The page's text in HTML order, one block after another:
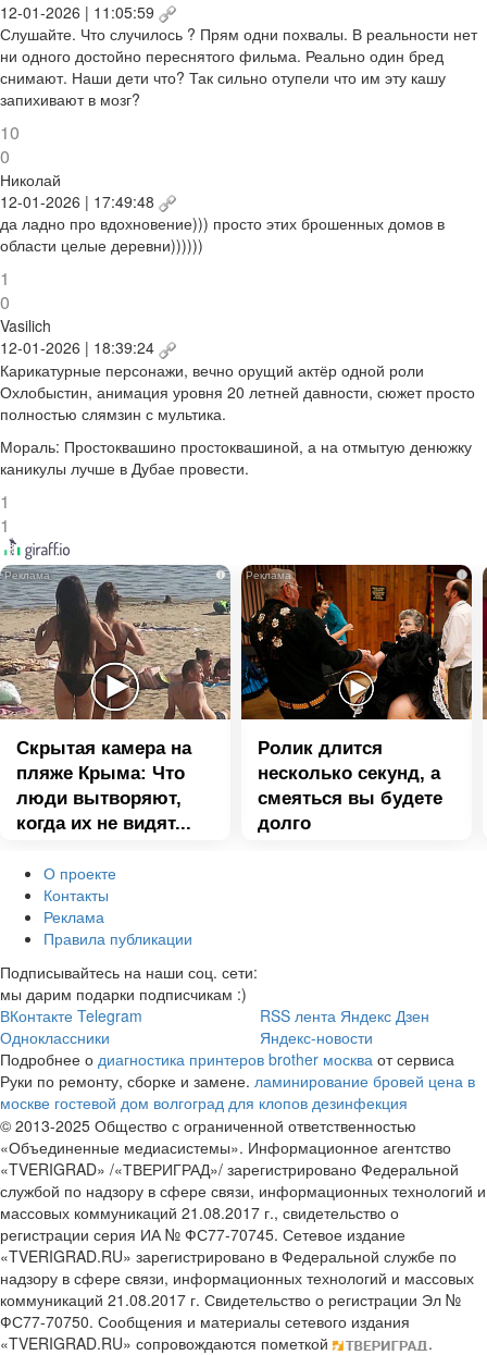
12-01-2026 | 11:05:59
Слушайте. Что случилось ? Прям одни похвалы. В реальности нет
ни одного достойно переснятого фильма. Реально один бред
снимают. Наши дети что? Так сильно отупели что им эту кашу
запихивают в мозг?
10
0
Николай
12-01-2026 | 17:49:48
да ладно про вдохновение))) просто этих брошенных домов в
области целые деревни))))))
1
0
Vasilich
12-01-2026 | 18:39:24
Карикатурные персонажи, вечно орущий актёр одной роли
Охлобыстин, анимация уровня 20 летней давности, сюжет просто
полностью слямзин с мультика.
Мораль: Простоквашино простоквашиной, а на отмытую денюжку
каникулы лучше в Дубае провести.
1
1
i
Скрытая камера на
пляже Крыма: Что
люди вытворяют,
когда их не видят...
i
Ролик длится
несколько секунд, а
смеяться вы будете
долго
О проекте
Контакты
Реклама
Правила публикации
Подписывайтесь на наши соц. сети:
мы дарим подарки подписчикам :)
ВКонтакте Telegram
Одноклассники
RSS лента Яндекс Дзен
Яндекс-новости
Подробнее о диагностика принтеров brother москва от сервиса
Руки по ремонту, сборке и замене. ламинирование бровей цена в
москве гостевой дом волгоград для клопов дезинфекция
© 2013-2025 Общество с ограниченной ответственностью
«Объединенные медиасистемы». Информационное агентство
«TVERIGRAD» /«ТВЕРИГРАД»/ зарегистрировано Федеральной
службой по надзору в сфере связи, информационных технологий и
массовых коммуникаций 21.08.2017 г., свидетельство о
регистрации серия ИА № ФС77-70745. Сетевое издание
«TVERIGRAD.RU» зарегистрировано в Федеральной службе по
надзору в сфере связи, информационных технологий и массовых
коммуникаций 21.08.2017 г. Свидетельство о регистрации Эл №
ФС77-70750. Сообщения и материалы сетевого издания
«TVERIGRAD.RU» сопровождаются пометкой
.